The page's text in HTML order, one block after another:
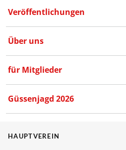
Veröffentlichungen
Über uns
für Mitglieder
Güssenjagd 2026
HAUPTVEREIN